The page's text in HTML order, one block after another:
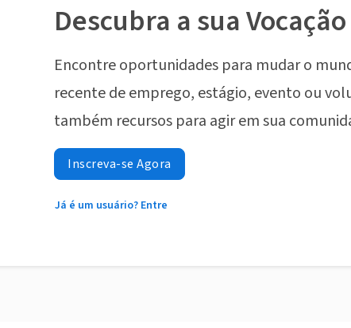
Descubra a sua Vocação
Encontre oportunidades para mudar o
recente de emprego, estágio, evento ou
também recursos para agir em sua
Inscreva-se Agora
Já é um usuário? Entre